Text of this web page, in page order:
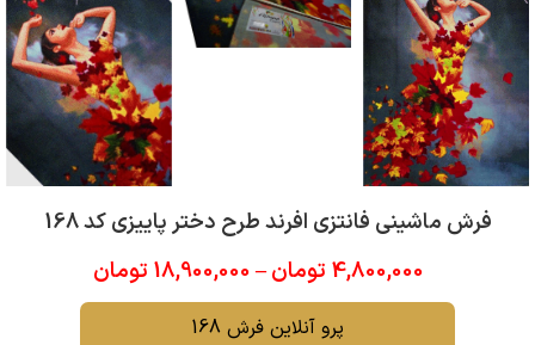
فرش ماشینی فانتزی افرند طرح دختر پاییزی کد 168
4,800,000 تومان–
18,900,000 تومان
پرو آنلاین فرش 168